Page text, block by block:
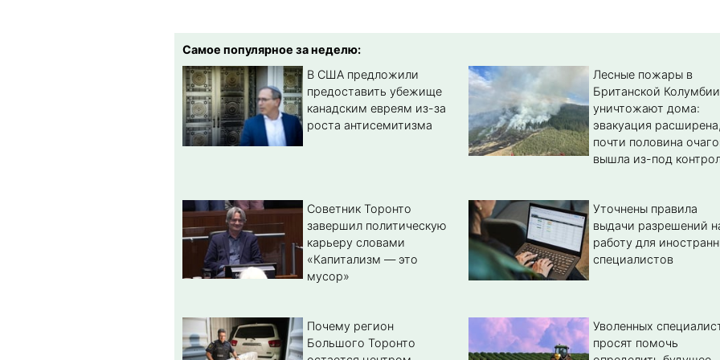
Самое популярное за неделю:
В США предложили
предоставить убежище
канадским евреям из-за
роста антисемитизма
Лесные пожары в
Британской Колумбии
уничтожают дома:
эвакуация расширена,
почти половина
вышла из-под
Советник Торонто
завершил политическую
карьеру словами
«Капитализм — это
мусор»
Уточнены правила
выдачи разрешений
работу для
специалистов
Почему регион
Большого Торонто
Уволенных
просят помочь